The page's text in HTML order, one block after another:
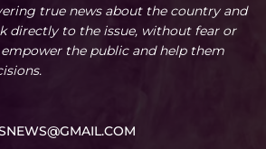
true news about the country and
directly to the issue, without fear or
the public and help them